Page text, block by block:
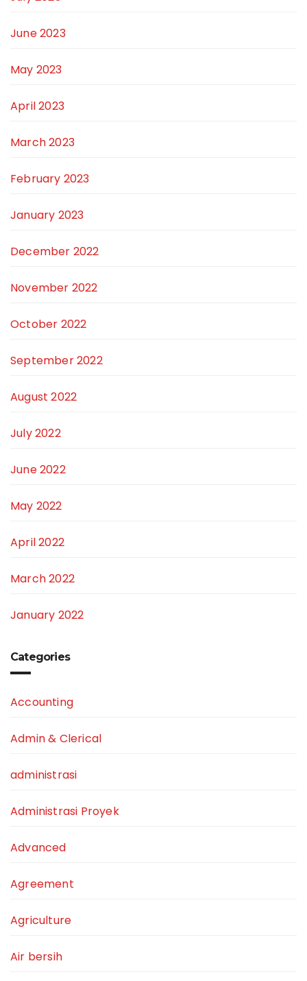
June 2023
May 2023
April 2023
March 2023
February 2023
January 2023
December 2022
November 2022
October 2022
September 2022
August 2022
July 2022
June 2022
May 2022
April 2022
March 2022
January 2022
Categories
Accounting
Admin & Clerical
administrasi
Administrasi Proyek
Advanced
Agreement
Agriculture
Air bersih